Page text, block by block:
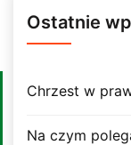
Ostatnie
Chrzest w
Na czym